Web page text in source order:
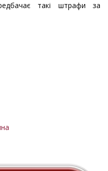
такі штрафи за